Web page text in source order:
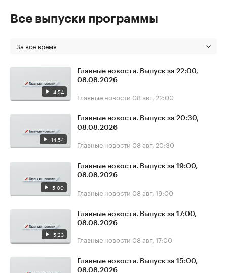
Все выпуски программы
За все время
4:54
Главные новости. Выпуск за 22:00,
08.08.2026
Главные новости 08 авг, 22:00
14:54
Главные новости. Выпуск за 20:30,
08.08.2026
Главные новости 08 авг, 20:30
5:00
Главные новости. Выпуск за 19:00,
08.08.2026
Главные новости 08 авг, 19:00
5:23
Главные новости. Выпуск за 17:00,
08.08.2026
Главные новости 08 авг, 17:00
Главные новости. Выпуск за 15:00,
08.08.2026